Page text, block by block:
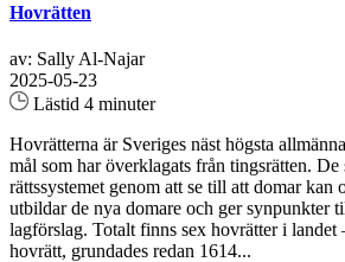
Hovrätten
av: Sally Al-Najar
2025-05-23
Lästid 4 minuter
Hovrätterna är Sveriges näst högsta
mål som har överklagats från tingsrätten.
rättssystemet genom att se till att domar kan
utbildar de nya domare och ger synpunkter
lagförslag. Totalt finns sex hovrätter i landet
hovrätt, grundades redan 1614...